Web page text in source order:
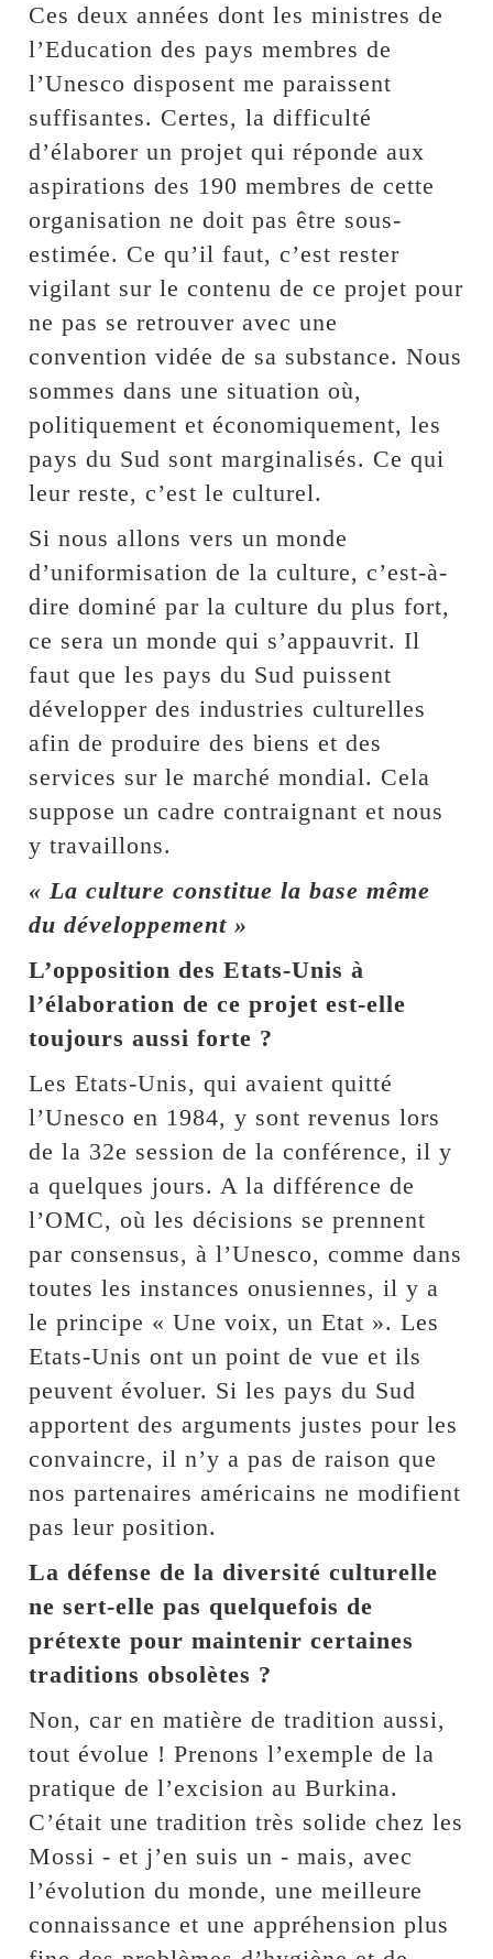
Ces deux années dont les ministres de
l’Education des pays membres de
l’Unesco disposent me paraissent
suffisantes. Certes, la difficulté
d’élaborer un projet qui réponde aux
aspirations des 190 membres de cette
organisation ne doit pas être sous-
estimée. Ce qu’il faut, c’est rester
vigilant sur le contenu de ce projet pour
ne pas se retrouver avec une
convention vidée de sa substance. Nous
sommes dans une situation où,
politiquement et économiquement, les
pays du Sud sont marginalisés. Ce qui
leur reste, c’est le culturel.
Si nous allons vers un monde
d’uniformisation de la culture, c’est-à-
dire dominé par la culture du plus fort,
ce sera un monde qui s’appauvrit. Il
faut que les pays du Sud puissent
développer des industries culturelles
afin de produire des biens et des
services sur le marché mondial. Cela
suppose un cadre contraignant et nous
y travaillons.
« La culture constitue la base même
du développement »
L’opposition des Etats-Unis à
l’élaboration de ce projet est-elle
toujours aussi forte ?
Les Etats-Unis, qui avaient quitté
l’Unesco en 1984, y sont revenus lors
de la 32e session de la conférence, il y
a quelques jours. A la différence de
l’OMC, où les décisions se prennent
par consensus, à l’Unesco, comme dans
toutes les instances onusiennes, il y a
le principe « Une voix, un Etat ». Les
Etats-Unis ont un point de vue et ils
peuvent évoluer. Si les pays du Sud
apportent des arguments justes pour les
convaincre, il n’y a pas de raison que
nos partenaires américains ne modifient
pas leur position.
La défense de la diversité culturelle
ne sert-elle pas quelquefois de
prétexte pour maintenir certaines
traditions obsolètes ?
Non, car en matière de tradition aussi,
tout évolue ! Prenons l’exemple de la
pratique de l’excision au Burkina.
C’était une tradition très solide chez les
Mossi - et j’en suis un - mais, avec
l’évolution du monde, une meilleure
connaissance et une appréhension plus